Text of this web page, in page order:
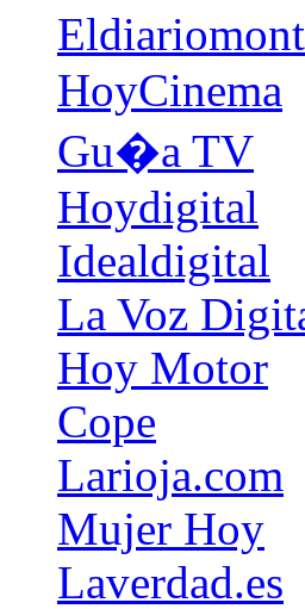
HoyCinema
Gu�a TV
Hoydigital
Idealdigital
La Voz
Hoy Motor
Cope
Larioja.com
Mujer Hoy
Laverdad.es